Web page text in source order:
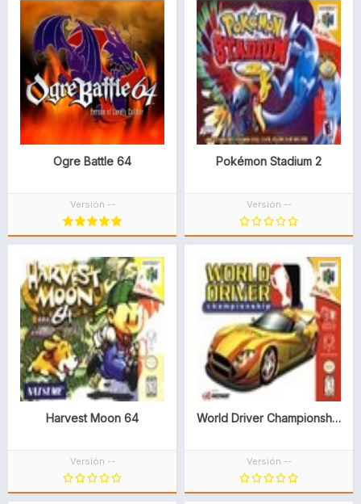
Ogre Battle 64
Versión --
Pokémon Stadium 2
Versión --
Harvest Moon 64
Versión --
World Driver Championship
Versión --